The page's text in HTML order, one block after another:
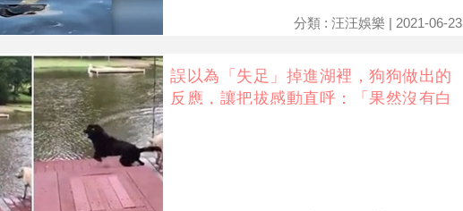
分類 : 汪汪娛樂 | 2021-06-23
誤以為「失足」掉進湖裡，狗狗做出的
反應，讓把拔感動直呼：「果然沒有白